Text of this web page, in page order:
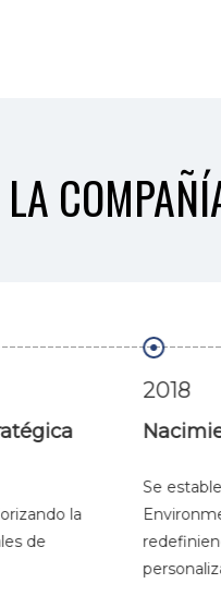
la
de
2018
Se